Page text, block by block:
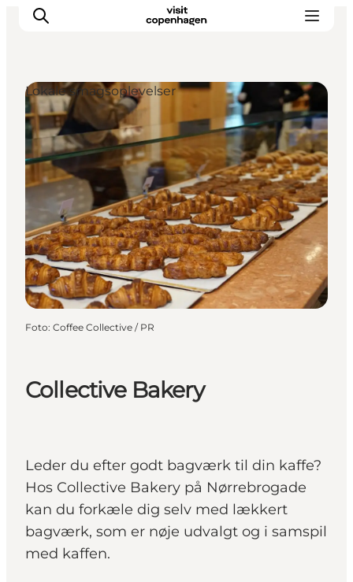
This is Copenhagen
Aktiviteter
Spis & drik
Områder
Planlæg din tur
CopenPay
Copenhagen Card
Collective Bakery
Leder du efter godt bagværk til din kaffe?
Hos Collective Bakery på Nørrebrogade
kan du forkæle dig selv med lækkert
bagværk, som er nøje udvalgt og i samspil
med kaffen.
Lokale smagsoplevelser
Foto: Coffee Collective / PR